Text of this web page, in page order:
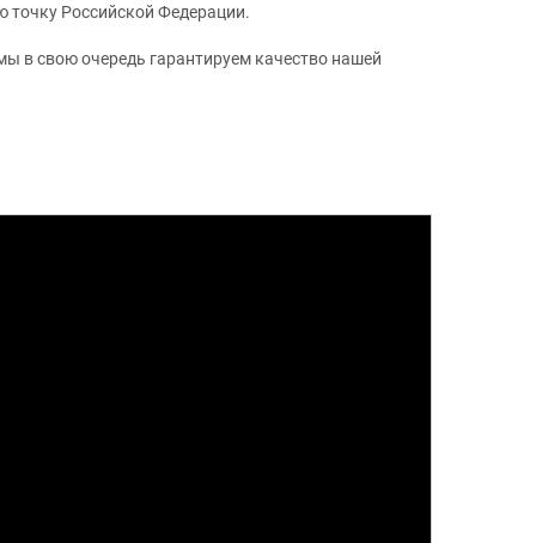
точку Российской Федерации.
в свою очередь гарантируем качество нашей